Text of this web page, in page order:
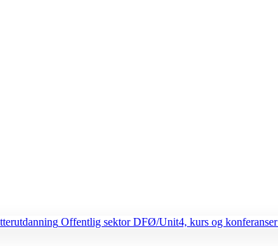
Offentlig sektorDFØ/Unit4, kurs og konferanser